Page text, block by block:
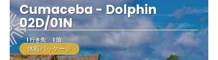
Cumaceba - Dolphin
02D/01N
1 行き先 1 泊
休暇パッケージ